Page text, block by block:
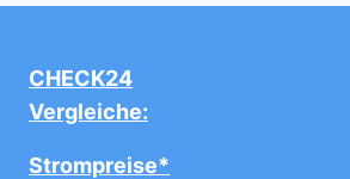
CHECK24
Vergleiche:
Strompreise*